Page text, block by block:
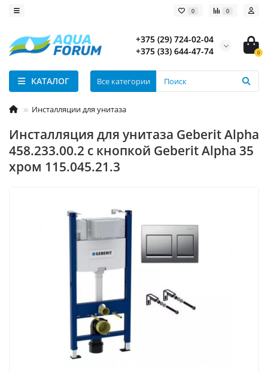
0 0
+375 (29) 724-02-04
+375 (33) 644-47-74
0
КАТАЛОГ Все категории
Инсталляции для унитаза
Инсталляция для унитаза Geberit Alpha
458.233.00.2 с кнопкой Geberit Alpha 35
хром 115.045.21.3